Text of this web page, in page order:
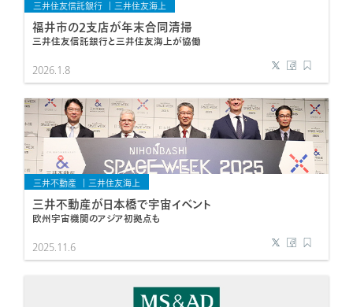
三井住友信託銀行 三井住友海上
福井市の2支店が年末合同清掃
三井住友信託銀行と三井住友海上が協働
2026.1.8
三井不動産 三井住友海上
三井不動産が日本橋で宇宙イベント
欧州宇宙機関のアジア初拠点も
2025.11.6